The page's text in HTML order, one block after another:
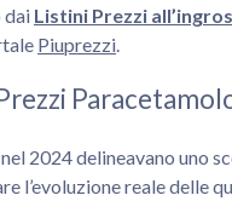
dai Listini Prezzi
Piuprezzi.
2024 delineavano
l’evoluzione reale delle